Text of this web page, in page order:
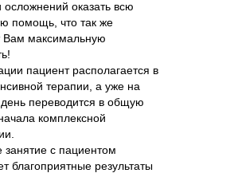
осложнений оказать всю
помощь, что так же
Вам максимальную
пациент располагается в
терапии, а уже на
переводится в общую
комплексной
занятие с пациентом
благоприятные результаты